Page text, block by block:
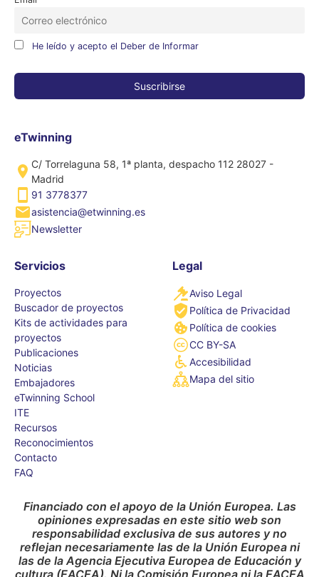
He leído y acepto el Deber de Informar
eTwinning
C/ Torrelaguna 58, 1ª planta, despacho 112 28027 -
Madrid
91 3778377
asistencia@etwinning.es
Newsletter
Servicios
Proyectos
Buscador de proyectos
Kits de actividades para
proyectos
Publicaciones
Noticias
Embajadores
eTwinning School
ITE
Recursos
Reconocimientos
Contacto
FAQ
Legal
Aviso Legal
Política de Privacidad
Política de cookies
CC BY-SA
Accesibilidad
Mapa del sitio
Financiado con el apoyo de la Unión Europea. Las
opiniones expresadas en este sitio web son
responsabilidad exclusiva de sus autores y no
reflejan necesariamente las de la Unión Europea ni
las de la Agencia Ejecutiva Europea de Educación y
cultura (EACEA). Ni la Comisión Europea ni la EACEA